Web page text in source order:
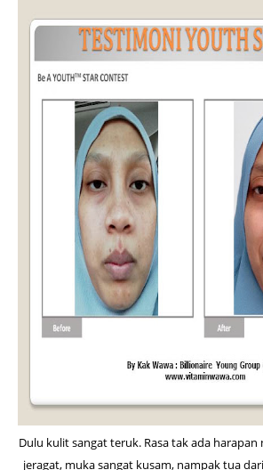
Dulu kulit sangat teruk. Rasa tak ada
jeragat, muka sangat kusam, nampak tua